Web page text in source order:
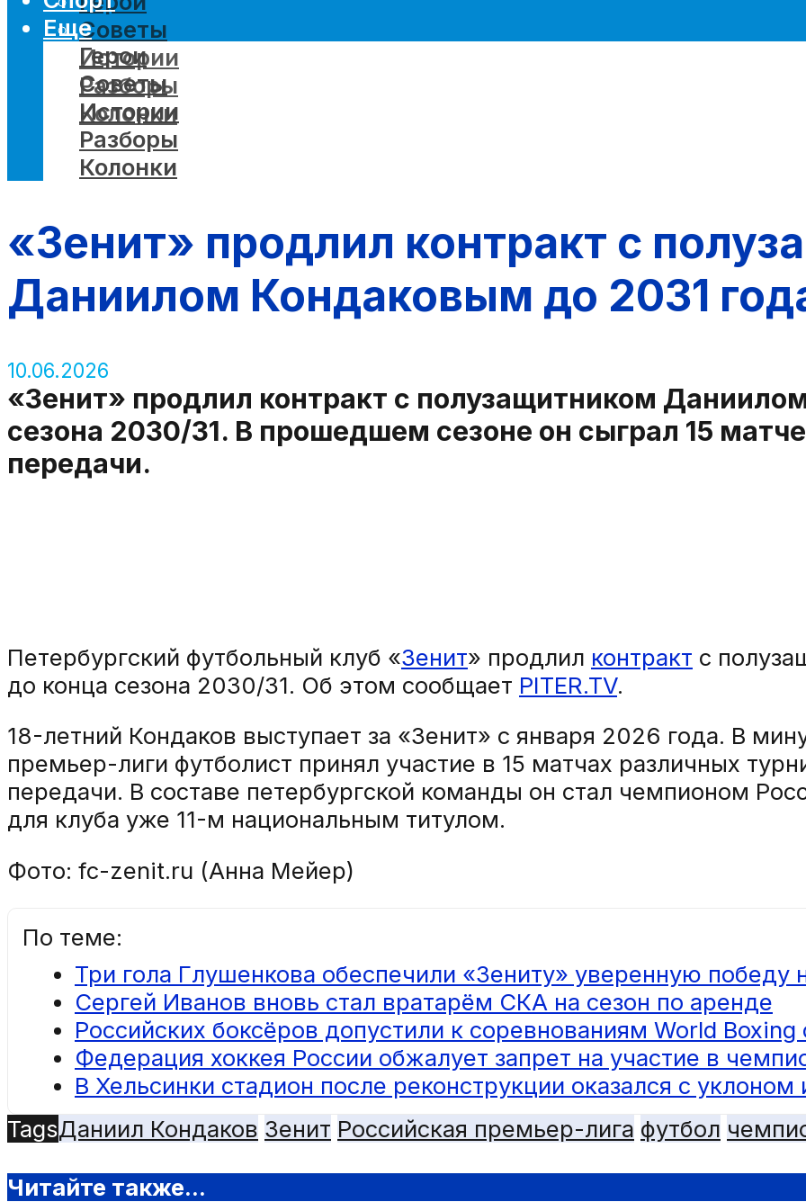
Советы
Истории
Разборы
Колонки
Еще
Герои
Советы
Истории
Разборы
Колонки
«Зенит» продлил контракт с
Даниилом Кондаковым до 2031
10.06.2026
«Зенит» продлил контракт с полузащитником
сезона 2030/31. В прошедшем сезоне он сыграл 15
передачи.
Петербургский футбольный клуб «Зенит» продлил контракт с
до конца сезона 2030/31. Об этом сообщает PITER.TV.
18-летний Кондаков выступает за «Зенит» с января 2026 года. В
премьер-лиги футболист принял участие в 15 матчах различных
передачи. В составе петербургской команды он стал чемпионом
для клуба уже 11-м национальным титулом.
Фото: fc-zenit.ru (Анна Мейер)
По теме:
Три гола Глушенкова обеспечили «Зениту» уверенную победу
Сергей Иванов вновь стал вратарём СКА на сезон по аренде
Российских боксёров допустили к соревнованиям World
Федерация хоккея России обжалует запрет на участие в
В Хельсинки стадион после реконструкции оказался с
TagsДаниил Кондаков Зенит Российская премьер-лига футбол
Читайте также...